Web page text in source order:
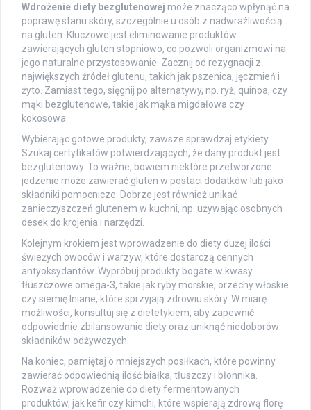
Wdrożenie diety bezglutenowej może znacząco wpłynąć na
poprawę stanu skóry, szczególnie u osób z nadwrażliwością
na gluten. Kluczowe jest eliminowanie produktów
zawierających gluten stopniowo, co pozwoli organizmowi na
jego naturalne przystosowanie. Zacznij od rezygnacji z
największych źródeł glutenu, takich jak pszenica, jęczmień i
żyto. Zamiast tego, sięgnij po alternatywy, np. ryż, quinoa, czy
mąki bezglutenowe, takie jak mąka migdałowa czy
kokosowa.
Wybierając gotowe produkty, zawsze sprawdzaj etykiety.
Szukaj certyfikatów potwierdzających, że dany produkt jest
bezglutenowy. To ważne, bowiem niektóre przetworzone
jedzenie może zawierać gluten w postaci dodatków lub jako
składniki pomocnicze. Dobrze jest również unikać
zanieczyszczeń glutenem w kuchni, np. używając osobnych
desek do krojenia i narzędzi.
Kolejnym krokiem jest wprowadzenie do diety dużej ilości
świeżych owoców i warzyw, które dostarczą cennych
antyoksydantów. Wypróbuj produkty bogate w kwasy
tłuszczowe omega-3, takie jak ryby morskie, orzechy włoskie
czy siemię lniane, które sprzyjają zdrowiu skóry. W miarę
możliwości, konsultuj się z dietetykiem, aby zapewnić
odpowiednie zbilansowanie diety oraz uniknąć niedoborów
składników odżywczych.
Na koniec, pamiętaj o mniejszych posiłkach, które powinny
zawierać odpowiednią ilość białka, tłuszczy i błonnika.
Rozważ wprowadzenie do diety fermentowanych
produktów, jak kefir czy kimchi, które wspierają zdrową florę